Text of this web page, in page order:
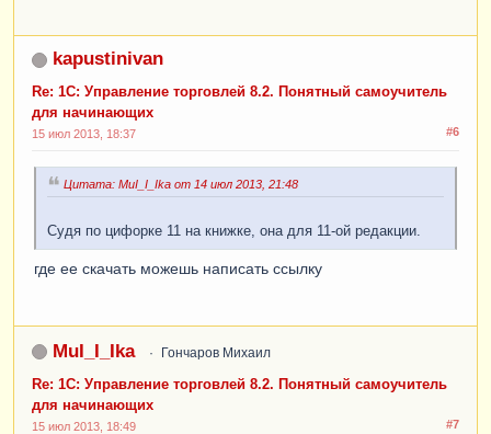
kapustinivan
Re: 1С: Управление торговлей 8.2. Понятный самоучитель
для начинающих
#6
15 июл 2013, 18:37
Цитата: MuI_I_Ika от 14 июл 2013, 21:48
Судя по цифорке 11 на книжке, она для 11-ой редакции.
где ее скачать можешь написать ссылку
MuI_I_Ika Гончаров Михаил
Re: 1С: Управление торговлей 8.2. Понятный самоучитель
для начинающих
#7
15 июл 2013, 18:49